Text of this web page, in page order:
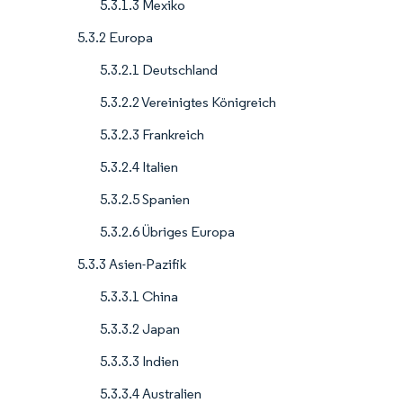
5.3.1.3 Mexiko
5.3.2 Europa
5.3.2.1 Deutschland
5.3.2.2 Vereinigtes Königreich
5.3.2.3 Frankreich
5.3.2.4 Italien
5.3.2.5 Spanien
5.3.2.6 Übriges Europa
5.3.3 Asien-Pazifik
5.3.3.1 China
5.3.3.2 Japan
5.3.3.3 Indien
5.3.3.4 Australien